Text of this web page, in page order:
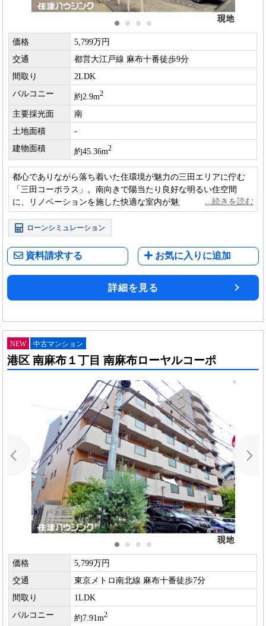
価格
5,799万円
交通
都営大江戸線 麻布十番徒歩9分
間取り
2LDK
バルコニー
約2.9m2
主要採光面
南
土地面積
-
建物面積
約45.36m2
都心でありながら落ち着いた住環境が魅力の三田エリアに佇む
「三田コーポラス」。南向きで陽当たり良好な明るい住空間
に、リノベーションを施した快適な室内が魅力。利便性と居住
性を兼ね備え、心地よい都市生活を叶える住まいです。
ローンシミュレーション
資料請求する お気に入りに追加
詳細を見る
NEW 中古マンション
港区 南麻布１丁目 南麻布ローヤルコーポ
価格
5,799万円
交通
東京メトロ南北線 麻布十番徒歩7分
間取り
1LDK
バルコニー
約7.91m2